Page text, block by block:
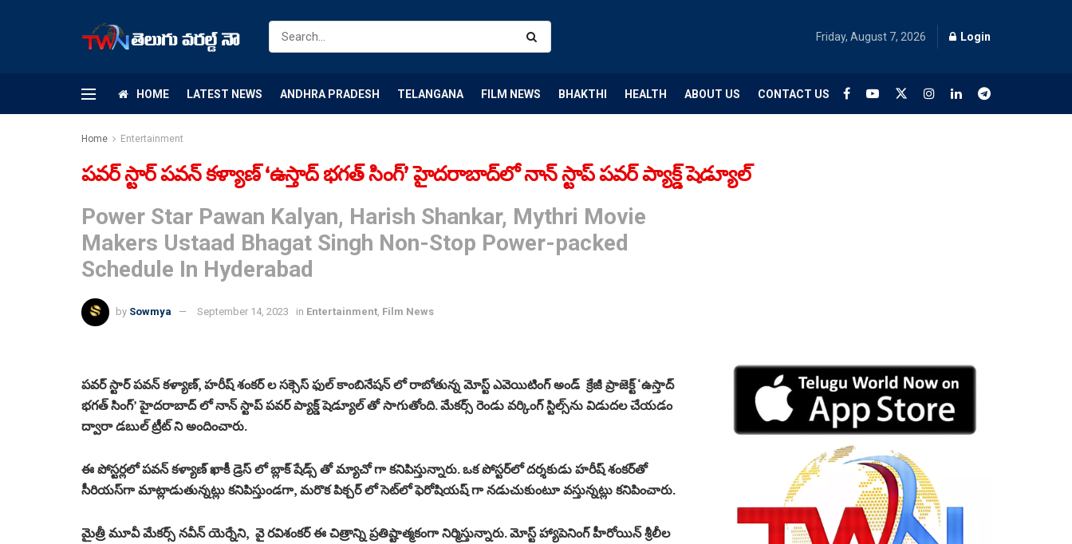
Friday, August 7, 2026 Login
HOME LATEST NEWS ANDHRA PRADESH TELANGANA FILM NEWS BHAKTHI HEALTH ABOUT US CONTACT US
Home Entertainment
పవర్ స్టార్ పవన్ కళ్యాణ్ ‘ఉస్తాద్ భగత్ సింగ్’ హైదరాబాద్‌లో నాన్ స్టాప్ పవర్ ప్యాక్డ్ షెడ్యూల్
Power Star Pawan Kalyan, Harish Shankar, Mythri Movie
Makers Ustaad Bhagat Singh Non-Stop Power-packed
Schedule In Hyderabad
by Sowmya September 14, 2023 in Entertainment, Film News
పవర్ స్టార్ పవన్ కళ్యాణ్, హరీష్ శంకర్ ల సక్సెస్ ఫుల్ కాంబినేషన్ లో రాబోతున్న మోస్ట్ ఎవెయిటింగ్ అండ్ క్రేజీ ప్రాజెక్ట్ ‘ఉస్తాద్
భగత్ సింగ్’ హైదరాబాద్ లో నాన్ స్టాప్ పవర్ ప్యాక్డ్ షెడ్యూల్ తో సాగుతోంది. మేకర్స్ రెండు వర్కింగ్ స్టిల్స్‌ను విడుదల చేయడం
ద్వారా డబుల్ ట్రీట్‌ ని అందించారు.
ఈ పోస్టర్లలో పవన్ కళ్యాణ్ ఖాకీ డ్రెస్ లో బ్లాక్ షేడ్స్ తో మ్యాచో గా కనిపిస్తున్నారు. ఒక పోస్టర్‌లో దర్శకుడు హరీష్ శంకర్‌తో
సీరియస్‌గా మాట్లాడుతున్నట్లు కనిపిస్తుండగా, మరొక పిక్చర్ లో సెట్‌లో ఫెరోషియష్ గా నడుచుకుంటూ వస్తున్నట్లు కనిపించారు.
మైత్రీ మూవీ మేకర్స్‌ నవీన్ యెర్నేని, వై రవిశంకర్ ఈ చిత్రాన్ని ప్రతిష్టాత్మకంగా నిర్మిస్తున్నారు. మోస్ట్ హ్యాపెనింగ్ హీరోయిన్ శ్రీలీల